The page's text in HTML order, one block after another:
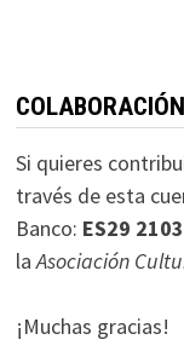
Si quieres
través de esta
Banco: ES29
laAsociación
¡Muchas gracias!